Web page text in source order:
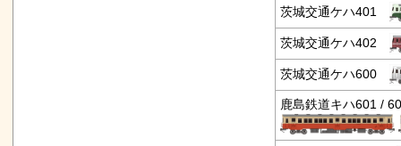
茨城交通ケハ401
茨城交通ケハ402
茨城交通ケハ600
鹿島鉄道キハ601 /